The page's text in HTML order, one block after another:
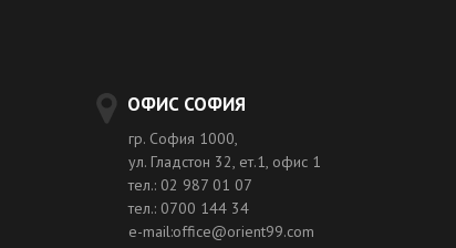
ОФИС СОФИЯ
гр. София 1000,
ул. Гладстон 32, ет.1, офис 1
тел.: 02 987 01 07
тел.: 0700 144 34
e-mail:office@orient99.com